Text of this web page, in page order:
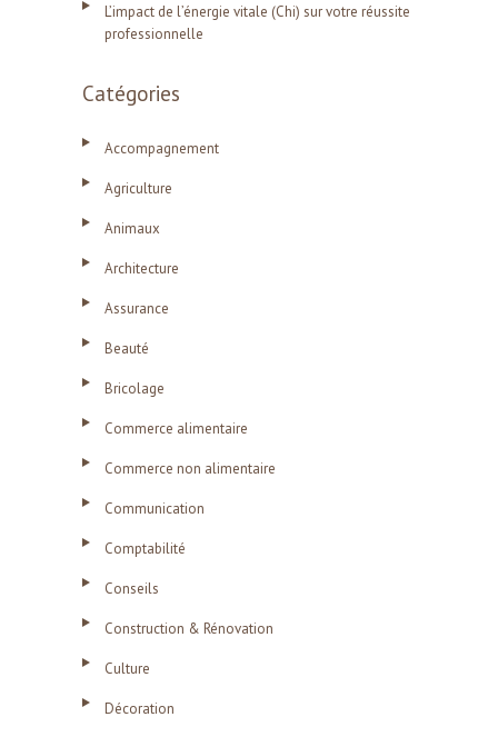
L’impact de l’énergie vitale (Chi) sur votre réussite
professionnelle
Catégories
Accompagnement
Agriculture
Animaux
Architecture
Assurance
Beauté
Bricolage
Commerce alimentaire
Commerce non alimentaire
Communication
Comptabilité
Conseils
Construction & Rénovation
Culture
Décoration